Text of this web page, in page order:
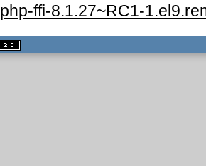
php-ffi-8.1.27~RC1-